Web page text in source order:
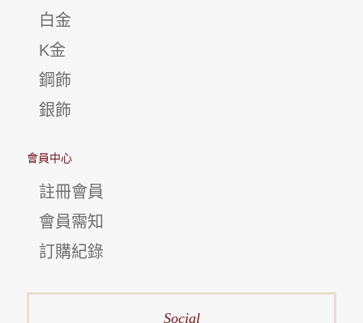
白金
K金
鋼飾
銀飾
會員中心
註冊會員
會員需知
訂購紀錄
Social